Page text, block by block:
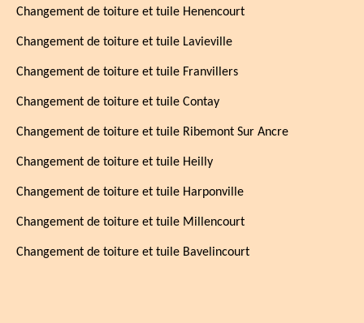
Changement de toiture et tuile Henencourt
Changement de toiture et tuile Lavieville
Changement de toiture et tuile Franvillers
Changement de toiture et tuile Contay
Changement de toiture et tuile Ribemont Sur Ancre
Changement de toiture et tuile Heilly
Changement de toiture et tuile Harponville
Changement de toiture et tuile Millencourt
Changement de toiture et tuile Bavelincourt